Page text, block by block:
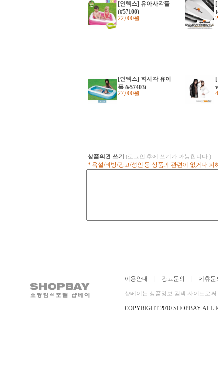
[인텍스] 유아사각풀
(#57100)
22,000원
[인텍스] 직사각 유아
풀 (#57403)
27,000원
상품의견 쓰기 (로그인 후에 쓰기가 가능합니다.)
* 욕설/비방/광고/성인 등 상품과 관련이 없거나
이용안내 광고문의 제휴문
샵베이는 상품정보 검색 사이트로
COPYRIGHT 2010 SHOPBAY. ALL